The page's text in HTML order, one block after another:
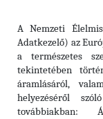
A Nemzeti
Adatkezelő) az
a természetes
tekintetében
áramlásáról,
helyezéséről
továbbiakban: